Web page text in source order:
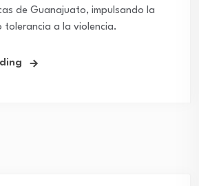
de Guanajuato, impulsando la
tolerancia a la violencia.